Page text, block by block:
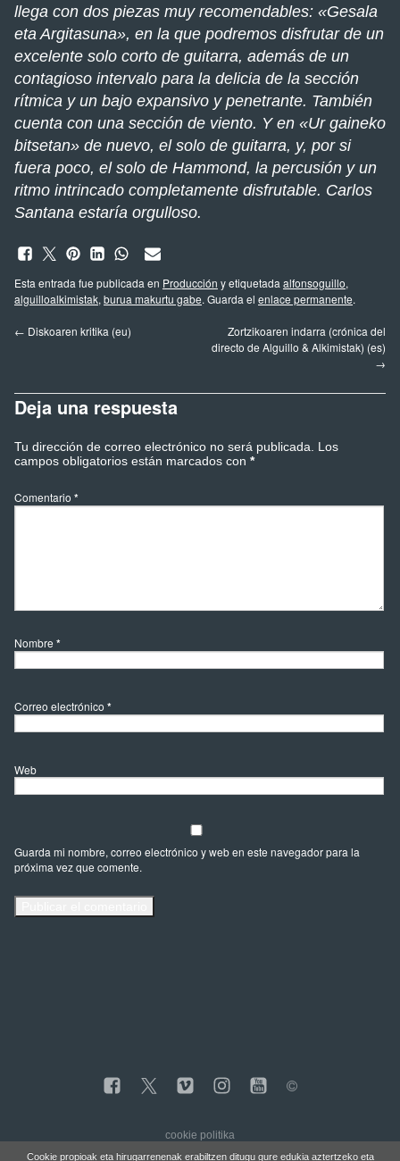
llega con dos piezas muy recomendables: «Gesala
eta Argitasuna», en la que podremos disfrutar de un
excelente solo corto de guitarra, además de un
contagioso intervalo para la delicia de la sección
rítmica y un bajo expansivo y penetrante. También
cuenta con una sección de viento. Y en «Ur gaineko
bitsetan» de nuevo, el solo de guitarra, y, por si
fuera poco, el solo de Hammond, la percusión y un
ritmo intrincado completamente disfrutable. Carlos
Santana estaría orgulloso.
Esta entrada fue publicada en Producción y etiquetada alfonsoguillo,
alguilloalkimistak, burua makurtu gabe. Guarda el enlace permanente.
← Diskoaren kritika (eu)
Zortzikoaren indarra (crónica del
directo de Alguillo & Alkimistak) (es)
→
Deja una respuesta
Tu dirección de correo electrónico no será publicada. Los
campos obligatorios están marcados con *
Comentario *
Nombre *
Correo electrónico *
Web
Guarda mi nombre, correo electrónico y web en este navegador para la
próxima vez que comente.
cookie politika
Cookie propioak eta hirugarrenenak erabiltzen ditugu gure edukia aztertzeko eta